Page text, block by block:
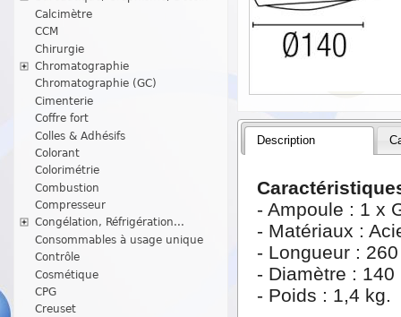
Calcimètre
CCM
Chirurgie
Chromatographie
Chromatographie (GC)
Cimenterie
Coffre fort
Colles & Adhésifs
Colorant
Colorimétrie
Combustion
Compresseur
Congélation, Réfrigération...
Consommables à usage unique
Contrôle
Cosmétique
CPG
Creuset
Description
- Ampoule : 1 x
- Matériaux :
- Longueur :
- Diamètre : 140
- Poids : 1,4 kg.